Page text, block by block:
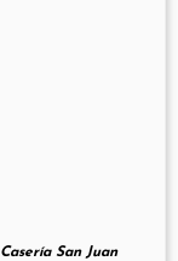
Casería San Juan